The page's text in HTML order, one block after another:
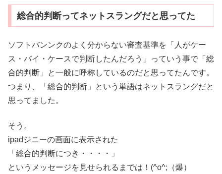
総合的判断ってネットスラングだと思ってた
ソフトバンンクのよく分からない審査基準を「人がケー
ス・バイ・ケースで判断したんだろう」っていう事で「総
合的判断」と一般に呼称しているのだと思ってたんです。
つまり、「総合的判断」という単語はネットスラングだと
思ってました。
そう。
ipadジニーの画面に表示された
「総合的判断につき・・・・」
というメッセージを見せられるまでは！(^o^;（爆）